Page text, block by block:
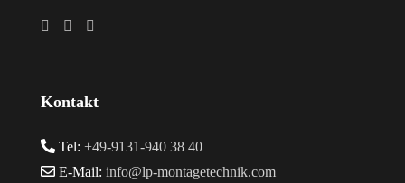
Kontakt
Tel: +49-9131-940 38 40
E-Mail: info@lp-montagetechnik.com